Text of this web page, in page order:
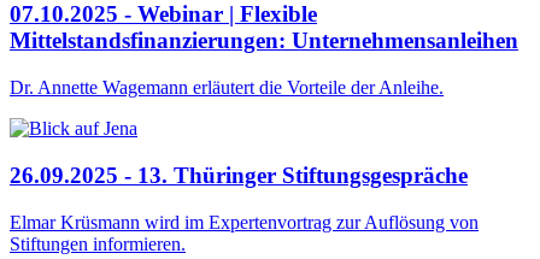
07.10.2025 - Webinar | Flexible
Mittelstandsfinanzierungen: Unternehmensanleihen
Dr. Annette Wagemann erläutert die Vorteile der Anleihe.
26.09.2025 - 13. Thüringer Stiftungsgespräche
Elmar Krüsmann wird im Expertenvortrag zur Auflösung von
Stiftungen informieren.